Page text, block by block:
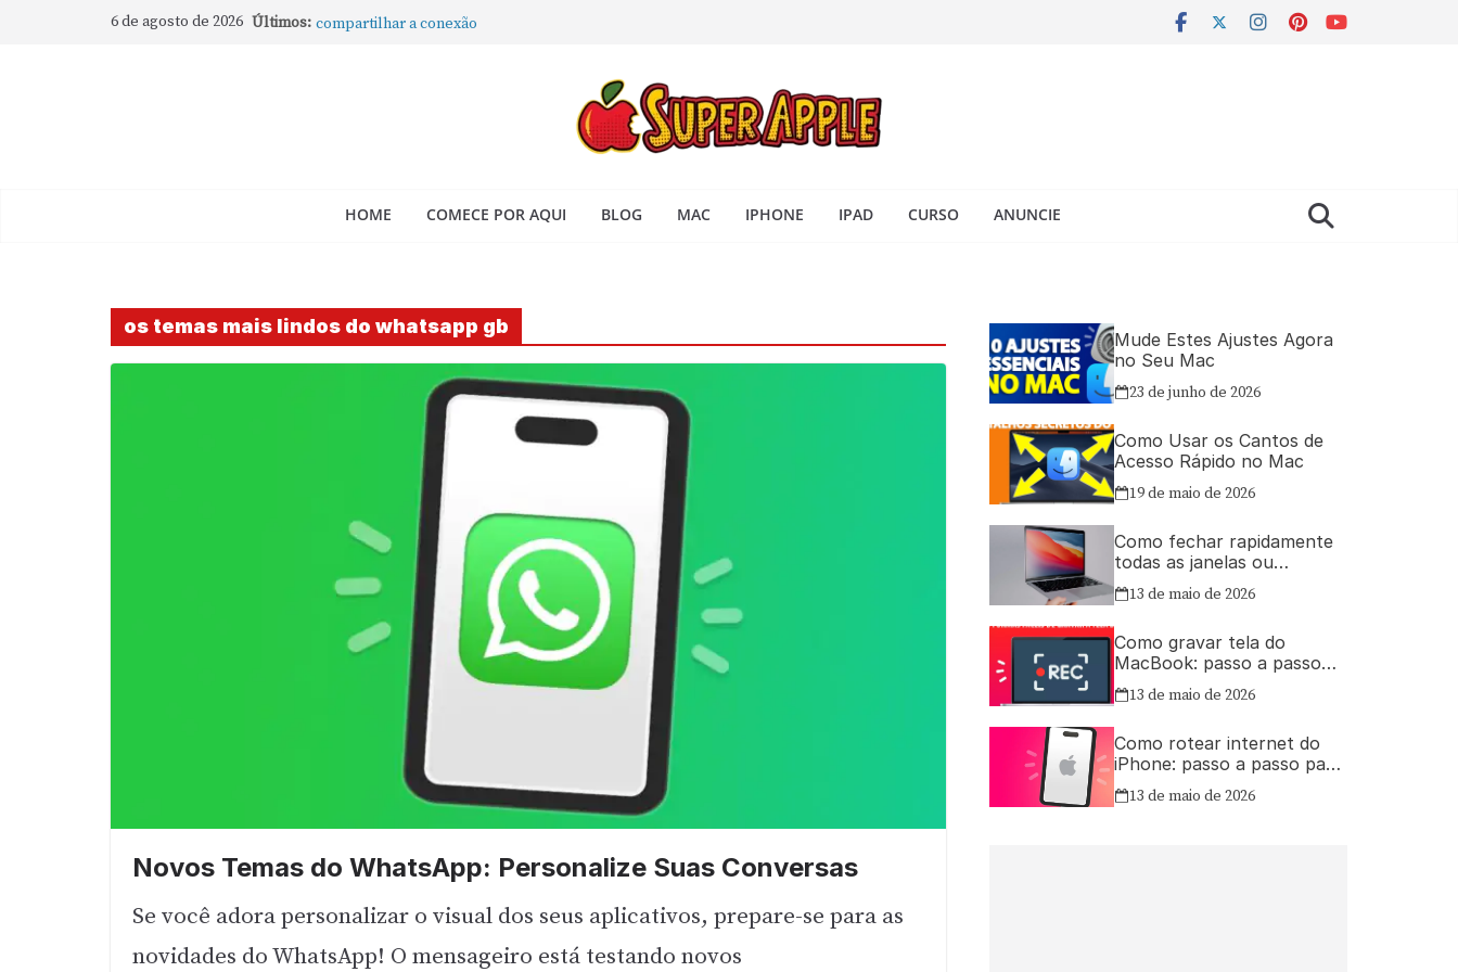
6 de agosto de 2026 Últimos:
Como rotear internet do iPhone: passo a passo para
compartilhar a conexão
Como Usar os Cantos de Acesso Rápido no Mac
Como fechar rapidamente todas as janelas ou aplicativos
Como gravar tela do MacBook: passo a passo simples
HOME COMECE POR AQUI BLOG MAC IPHONE IPAD CURSO ANUNCIE
os temas mais lindos do whatsapp gb
Novos Temas do WhatsApp: Personalize Suas Conversas
Se você adora personalizar o visual dos seus aplicativos, prepare-se para as
novidades do WhatsApp! O mensageiro está testando novos
Mude Estes Ajustes Agora
no Seu Mac
23 de junho de 2026
Como Usar os Cantos de
Acesso Rápido no Mac
19 de maio de 2026
Como fechar rapidamente
todas as janelas ou
aplicativos abertos no Mac
13 de maio de 2026
Como gravar tela do
MacBook: passo a passo
simples
13 de maio de 2026
Como rotear internet do
iPhone: passo a passo para
compartilhar a conexão
13 de maio de 2026